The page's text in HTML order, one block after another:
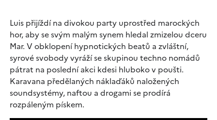
Luis přijíždí na divokou party uprostřed marockých
hor, aby se svým malým synem hledal zmizelou dceru
Mar. V obklopení hypnotických beatů a zvláštní,
syrové svobody vyráží se skupinou techno nomádů
pátrat na poslední akci kdesi hluboko v poušti.
Karavana předělaných náklaďáků naložených
soundsystémy, naftou a drogami se prodírá
rozpáleným pískem.